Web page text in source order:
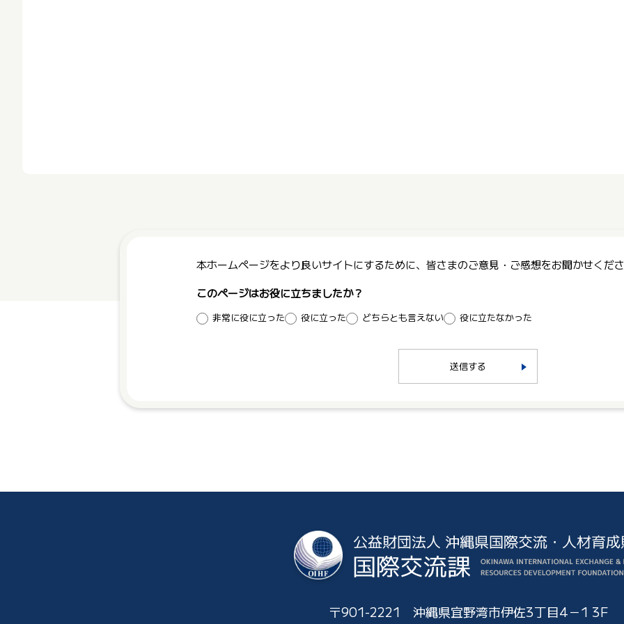
本ホームページをより良いサイトにするために、皆さまのご意見・ご感想をお聞かせくだ
このページはお役に立ちましたか？
非常に役に立った 役に立った どちらとも言えない 役に立たなかった
送信する
〒901-2221 沖縄県宜野湾市伊佐3丁目4－1 3F